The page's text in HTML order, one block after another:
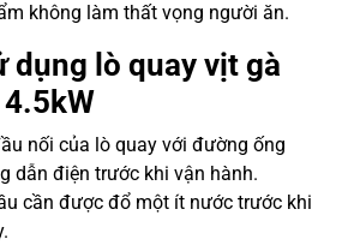
không làm thất vọng người ăn.
dụng lò quay vịt gà
nối của lò quay với đường ống
dẫn điện trước khi vận hành.
cần được đổ một ít nước trước khi